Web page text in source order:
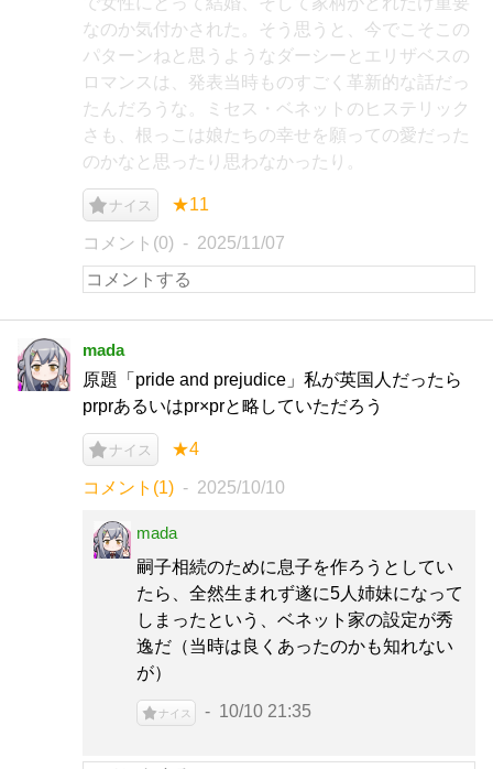
なのか気付かされた。そう思うと、今でこそこの
パターンねと思うようなダーシーとエリザベスの
ロマンスは、発表当時ものすごく革新的な話だっ
たんだろうな。ミセス・ベネットのヒステリック
さも、根っこは娘たちの幸せを願っての愛だった
のかなと思ったり思わなかったり。
ナイス ★11
コメント(0) 2025/11/07
mada
原題「pride and prejudice」私が英国人だったら
prprあるいはpr×prと略していただろう
ナイス ★4
コメント(1) 2025/10/10
mada
嗣子相続のために息子を作ろうとしてい
たら、全然生まれず遂に5人姉妹になって
しまったという、ベネット家の設定が秀
逸だ（当時は良くあったのかも知れない
が）
ナイス 10/10 21:35